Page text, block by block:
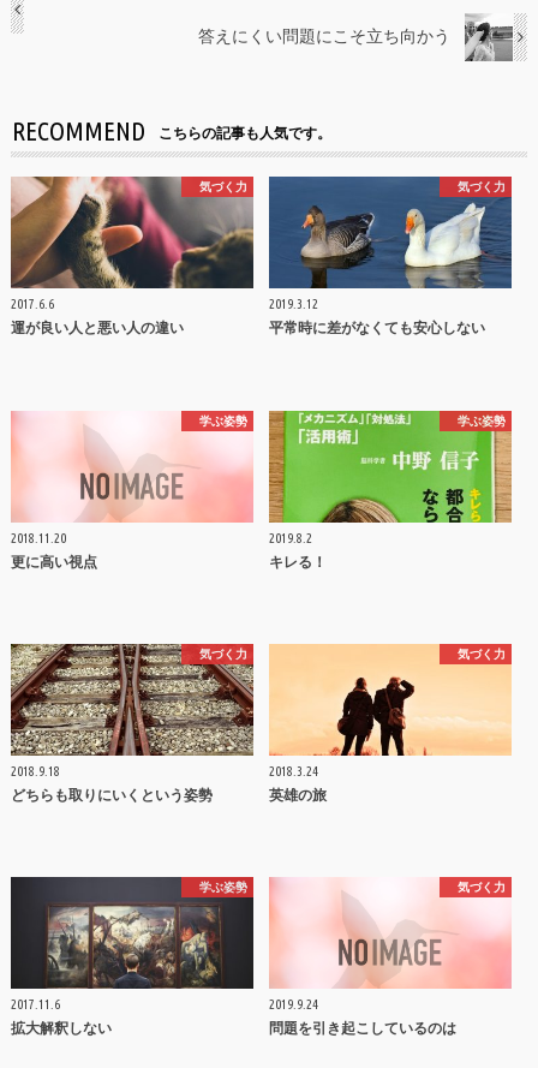
答えにくい問題にこそ立ち向かう
RECOMMEND こちらの記事も人気です。
気づく力
2017.6.6
運が良い人と悪い人の違い
気づく力
2019.3.12
平常時に差がなくても安心しない
学ぶ姿勢
2018.11.20
更に高い視点
学ぶ姿勢
2019.8.2
キレる！
気づく力
2018.9.18
どちらも取りにいくという姿勢
気づく力
2018.3.24
英雄の旅
学ぶ姿勢
2017.11.6
拡大解釈しない
気づく力
2019.9.24
問題を引き起こしているのは